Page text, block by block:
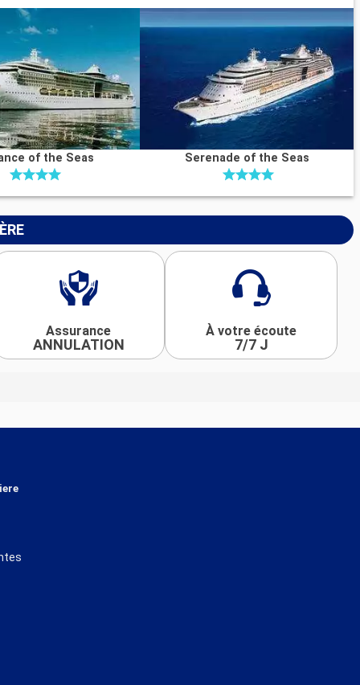
of the Seas Serenade of the Seas
Assurance
ANNULATION
À votre écoute
7/7 J